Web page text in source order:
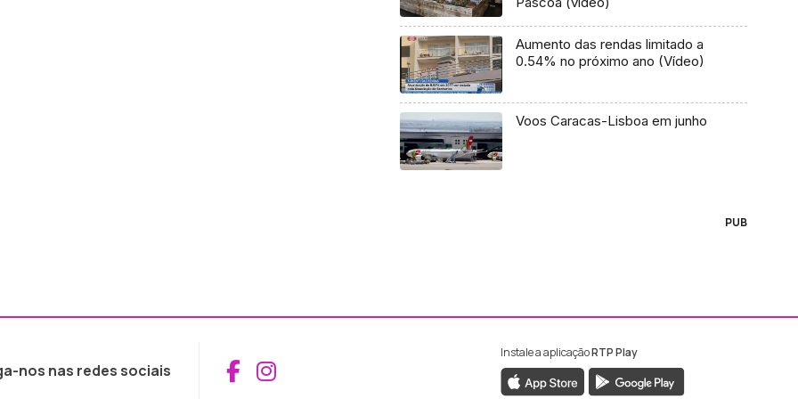
Aumento das rendas limitado a
0.54% no próximo ano (Vídeo)
Voos Caracas-Lisboa em junho
PUB
nos nas redes sociais Aceder ao Facebook da RTP Madeira
Aceder ao Instagram da RTP Madeira
Instale a aplicaçãoRTP Play